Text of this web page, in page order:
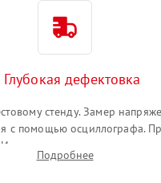
Глубокая дефектовка
стенду. Замер
с помощью осциллографа.
Использование
MATS
Подробнее